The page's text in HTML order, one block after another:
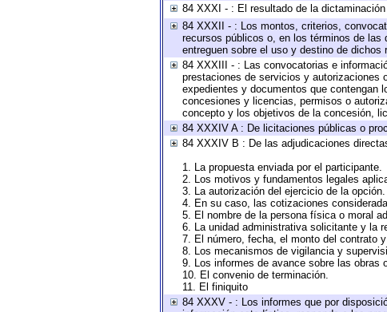
84 XXXI - : El resultado de la
84 XXXII - : Los montos, criterios,
recursos públicos o, en los términos de
entreguen sobre el uso y destino de dichos
84 XXXIII - : Las convocatorias e
prestaciones de servicios y autorizaciones
expedientes y documentos que contengan
concesiones y licencias, permisos o
concepto y los objetivos de la concesión,
84 XXXIV A : De licitaciones públicas o
84 XXXIV B : De las adjudicaciones
1. La propuesta enviada por el participante.
2. Los motivos y fundamentos legales
3. La autorización del ejercicio de la opción.
4. En su caso, las cotizaciones
5. El nombre de la persona física o moral
6. La unidad administrativa solicitante y la
7. El número, fecha, el monto del contrato
8. Los mecanismos de vigilancia y
9. Los informes de avance sobre las obras
10. El convenio de terminación.
11. El finiquito
84 XXXV - : Los informes que por